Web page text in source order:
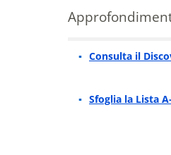
Consulta il
Sfoglia la Lista